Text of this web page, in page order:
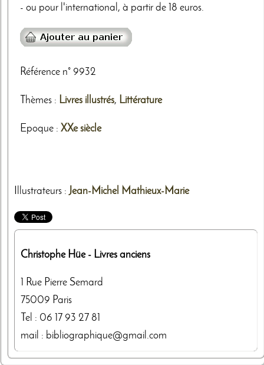
- ou pour l'international, à partir de 18 euros.
Référence n° 9932
Thèmes : Livres illustrés, Littérature
Epoque : XXe siècle
Illustrateurs : Jean-Michel Mathieux-Marie
Christophe Hüe- Livres anciens
1 Rue Pierre Semard
75009 Paris
Tel : 06 17 93 27 81
mail : bibliographique@gmail.com